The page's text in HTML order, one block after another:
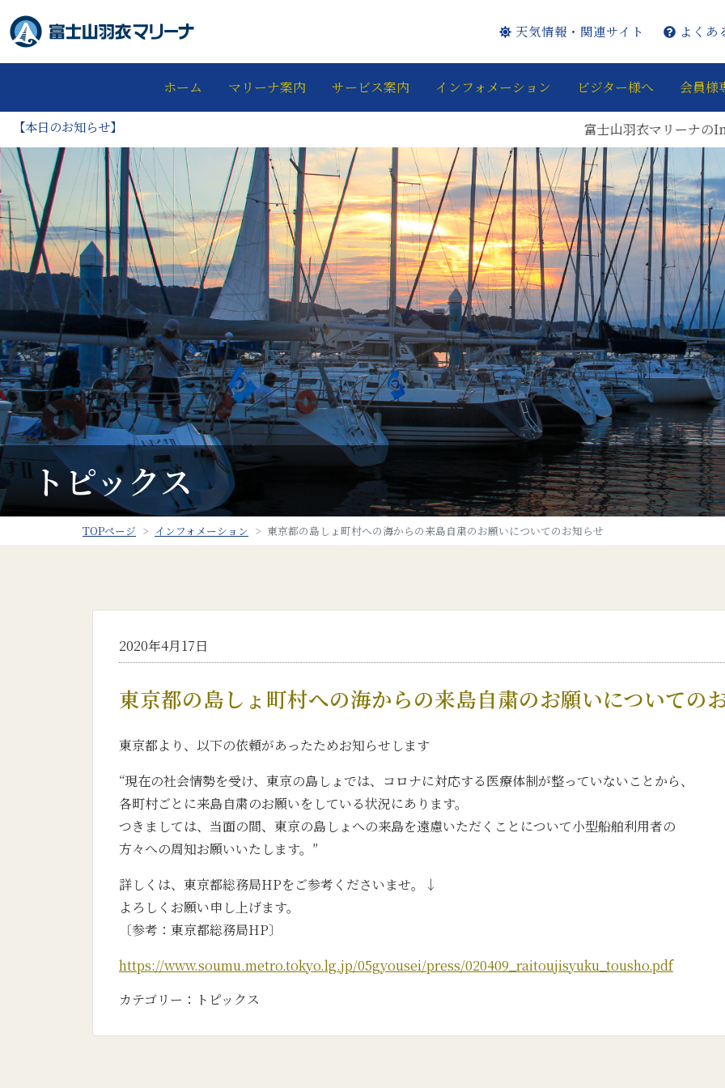
天気情報・関連サイト よくあ
ホーム マリーナ案内 サービス案内 インフォメーション ビジター様へ 会員様
【本日のお知らせ】 富士山羽衣マリーナの
トピックス
TOPページ インフォメーション 東京都の島しょ町村への海からの来島自粛のお願いについてのお知らせ
2020年4月17日
東京都の島しょ町村への海からの来島自粛のお願いについての
東京都より、以下の依頼があったためお知らせします
“現在の社会情勢を受け、東京の島しょでは、コロナに対応する医療体制が整っていないことから、
各町村ごとに来島自粛のお願いをしている状況にあります。
つきましては、当面の間、東京の島しょへの来島を遠慮いただくことについて小型船舶利用者の
方々への周知お願いいたします。″
詳しくは、東京都総務局HPをご参考くださいませ。↓
よろしくお願い申し上げます。
〔参考：東京都総務局HP〕
https://www.soumu.metro.tokyo.lg.jp/05gyousei/press/020409_raitoujisyuku_tousho.pdf
カテゴリー： トピックス